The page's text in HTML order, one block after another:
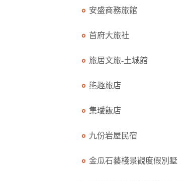
安盛商務旅館
首府大旅社
旅居文旅-土城館
熊趣旅店
集璦飯店
九份岩屋民宿
金瓜石藝棧景觀度假別墅